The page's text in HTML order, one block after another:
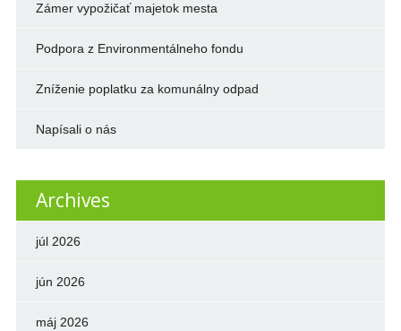
Zámer vypožičať majetok mesta
Podpora z Environmentálneho fondu
Zníženie poplatku za komunálny odpad
Napísali o nás
Archives
júl 2026
jún 2026
máj 2026